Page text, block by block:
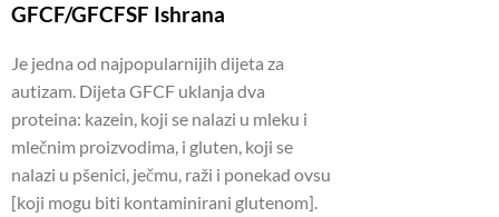
GFCF/GFCFSF Ishrana
Je jedna od najpopularnijih dijeta za
autizam. Dijeta GFCF uklanja dva
proteina: kazein, koji se nalazi u mleku i
mlečnim proizvodima, i gluten, koji se
nalazi u pšenici, ječmu, raži i ponekad ovsu
[koji mogu biti kontaminirani glutenom].